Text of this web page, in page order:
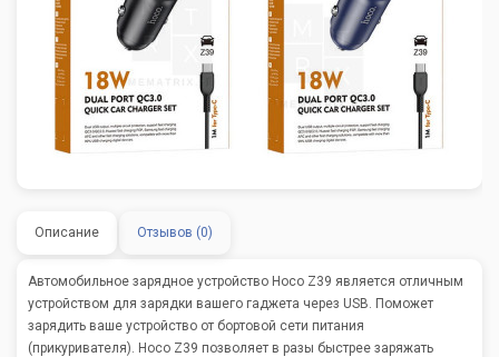
Описание Отзывов (0)
Автомобильное зарядное устройство Hoco Z39 является отличным
устройством для зарядки вашего гаджета через USB. Поможет
зарядить ваше устройство от бортовой сети питания
(прикуривателя). Hoco Z39 позволяет в разы быстрее заряжать